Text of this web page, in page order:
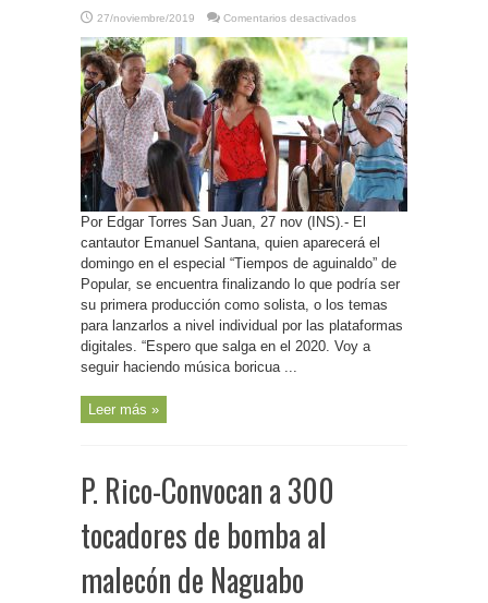
27/noviembre/2019 Comentarios desactivados
Rico-
Cantautor
Emanuel
Santana,
quien
participa
el
domingo
en
especial
“Tiempos
de
aguinaldo”
de
Popular,
habla
su
proyecto
como
solista
Por Edgar Torres San Juan, 27 nov (INS).- El
cantautor Emanuel Santana, quien aparecerá el
domingo en el especial “Tiempos de aguinaldo” de
Popular, se encuentra finalizando lo que podría ser
su primera producción como solista, o los temas
para lanzarlos a nivel individual por las plataformas
digitales. “Espero que salga en el 2020. Voy a
seguir haciendo música boricua ...
Leer más »
P. Rico-Convocan a 300
tocadores de bomba al
malecón de Naguabo